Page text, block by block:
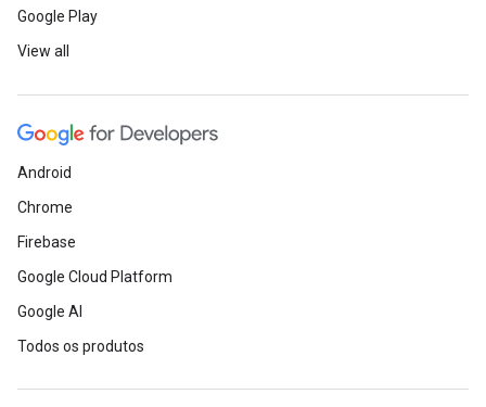
Google Play
View all
Android
Chrome
Firebase
Google Cloud Platform
Google AI
Todos os produtos